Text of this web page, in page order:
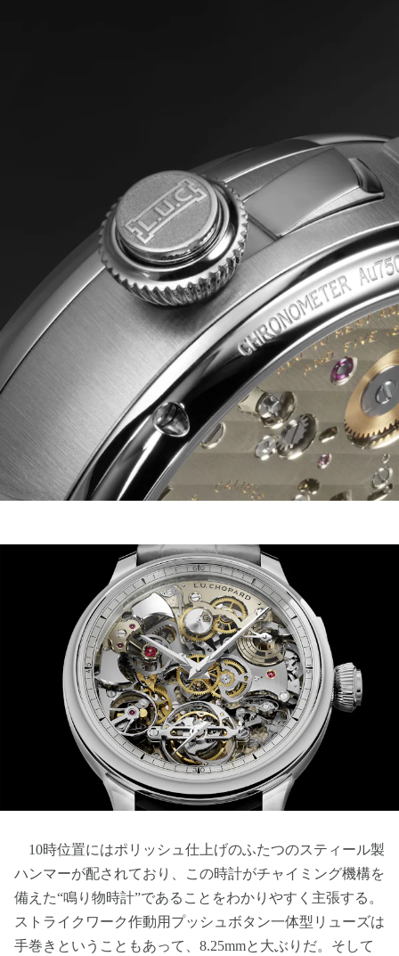
10時位置にはポリッシュ仕上げのふたつのスティール製
ハンマーが配されており、この時計がチャイミング機構を
備えた“鳴り物時計”であることをわかりやすく主張する。
ストライクワーク作動用プッシュボタン一体型リューズは
手巻きということもあって、8.25mmと大ぶりだ。そして